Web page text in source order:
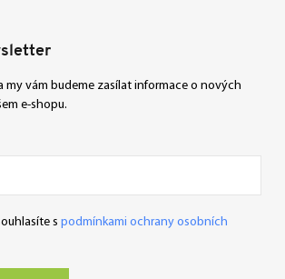
my vám budeme zasílat informace o nových
e-shopu.
s podmínkami ochrany osobních